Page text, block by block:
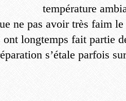
température
ne pas avoir très faim
longtemps fait partie
s’étale parfois